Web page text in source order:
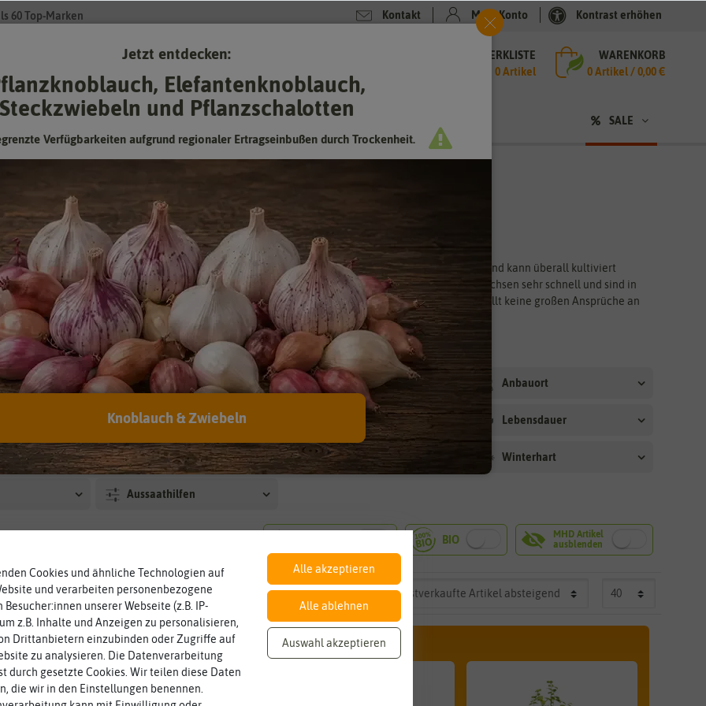
60 Top-Marken Kontakt Mein Konto Kontrast erhöhen
MERKLISTE
0 Artikel
WARENKORB
0Artikel /0,00 €
SALE
- Kressesamen
aber sehr lecker
das einfacher anzubauen ist als Kresse. Das würzige, aromatische Kraut schmeckt sehr lecker und kann überall kultiviert
Kresse im Garten, auf dem Balkon oder der Fensterbank anbauen. Die anspruchslosen Pflanzen wachsen sehr schnell und sind in
gebrauchen. Zur berühmten Frankfurter Grünen Soße gehört die Kresse unbedingt dazu. Kresse stellt keine großen Ansprüche an
Preis Lieferbarkeit Anbauort
Aussaat Standortbedingungen Lebensdauer
Blütenfarbe Pflanzgut Winterhart
Aussaathilfen
in Kressesamen
Unsere Empfehlungen
Cookies und ähnliche Technologien auf
und verarbeiten personenbezogene
Besucher:innen unserer Webseite (z.B. IP-
z.B. Inhalte und Anzeigen zu personalisieren,
Drittanbietern einzubinden oder Zugriffe auf
zu analysieren. Die Datenverarbeitung
durch gesetzte Cookies. Wir teilen diese Daten
die wir in den Einstellungen benennen.
Alle akzeptieren
Alle ablehnen
Auswahl akzeptieren
Jetzt entdecken:
Elefantenknoblauch,
Steckzwiebeln und Pflanzschalotten
Verfügbarkeiten aufgrund regionaler Ertragseinbußen durch Trockenheit.
Knoblauch & Zwiebeln